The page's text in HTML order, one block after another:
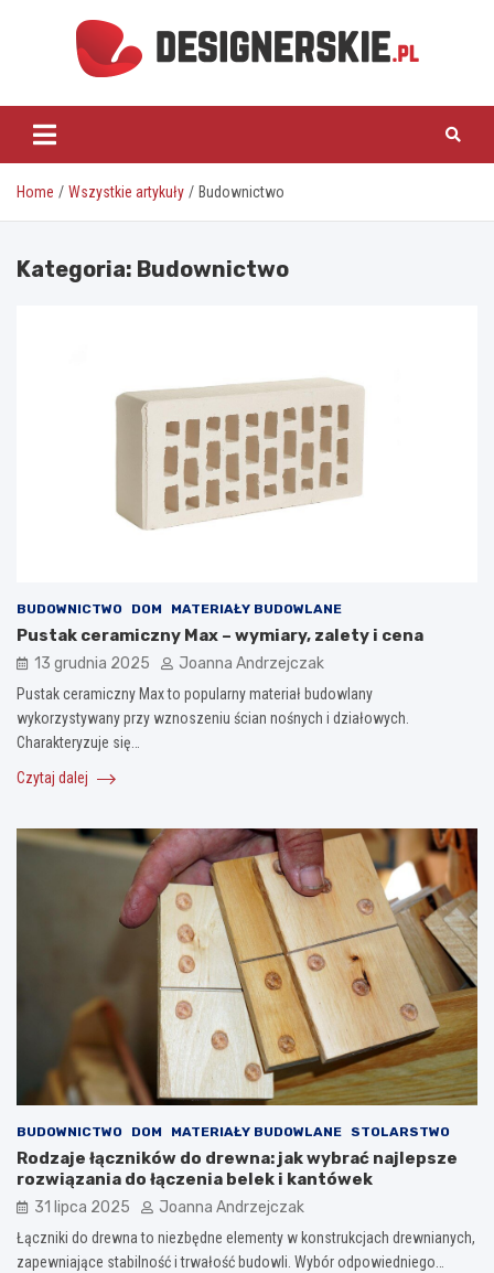
designerskie.pl
Home Wszystkie artykuły Budownictwo
Kategoria: Budownictwo
BUDOWNICTWO DOM MATERIAŁY BUDOWLANE
Pustak ceramiczny Max – wymiary, zalety i cena
13 grudnia 2025 Joanna Andrzejczak
Pustak ceramiczny Max to popularny materiał budowlany
wykorzystywany przy wznoszeniu ścian nośnych i działowych.
Charakteryzuje się…
Czytaj dalej
BUDOWNICTWO DOM MATERIAŁY BUDOWLANE STOLARSTWO
Rodzaje łączników do drewna: jak wybrać najlepsze
rozwiązania do łączenia belek i kantówek
31 lipca 2025 Joanna Andrzejczak
Łączniki do drewna to niezbędne elementy w konstrukcjach drewnianych,
zapewniające stabilność i trwałość budowli. Wybór odpowiedniego…